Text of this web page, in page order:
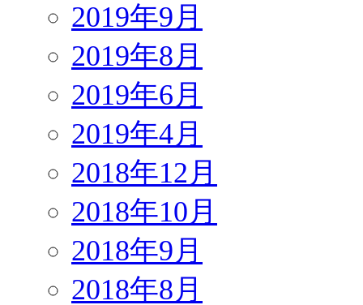
2019年9月
2019年8月
2019年6月
2019年4月
2018年12月
2018年10月
2018年9月
2018年8月